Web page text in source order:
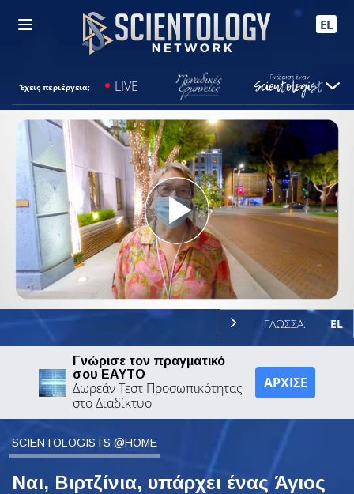
EL
Έχεις περιέργεια; LIVE
Play
Video
ΓΛΩΣΣΑ: EL
Γνώρισε τον πραγματικό
σου ΕΑΥΤΟ
Δωρεάν Τεστ Προσωπικότητας
στο Διαδίκτυο
ΑΡΧΙΣΕ
SCIENTOLOGISTS @HOME
Ναι, Βιρτζίνια, υπάρχει ένας Άγιος